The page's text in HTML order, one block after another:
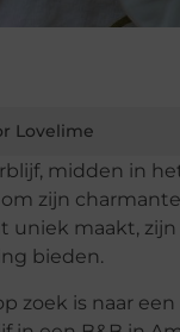
Lovelime
midden in
zijn
maakt,
bieden.
zoek is naar